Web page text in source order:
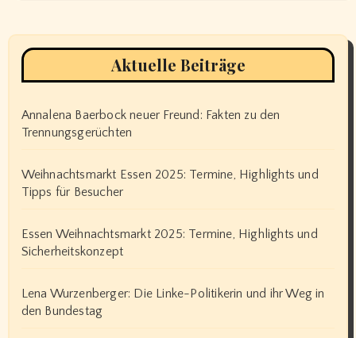
Aktuelle Beiträge
Annalena Baerbock neuer Freund: Fakten zu den
Trennungsgerüchten
Weihnachtsmarkt Essen 2025: Termine, Highlights und
Tipps für Besucher
Essen Weihnachtsmarkt 2025: Termine, Highlights und
Sicherheitskonzept
Lena Wurzenberger: Die Linke-Politikerin und ihr Weg in
den Bundestag